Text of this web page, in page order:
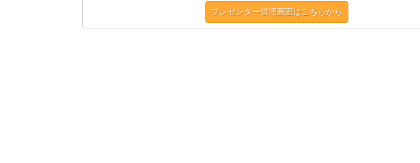
プレゼンター管理画面はこちらから